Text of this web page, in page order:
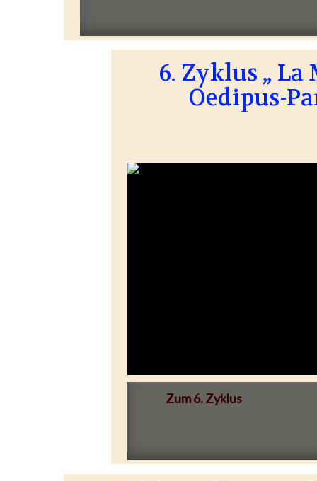
6. Zyklus „ La
Oedipus-
Zum 6. Zyklus